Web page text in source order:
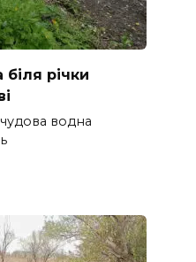
річки
водна